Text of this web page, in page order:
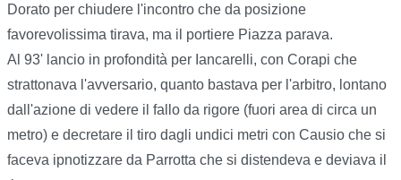
Dorato per chiudere l'incontro che da posizione
favorevolissima tirava, ma il portiere Piazza parava.
Al 93' lancio in profondità per Iancarelli, con Corapi che
strattonava l'avversario, quanto bastava per l'arbitro, lontano
dall'azione di vedere il fallo da rigore (fuori area di circa un
metro) e decretare il tiro dagli undici metri con Causio che si
faceva ipnotizzare da Parrotta che si distendeva e deviava il